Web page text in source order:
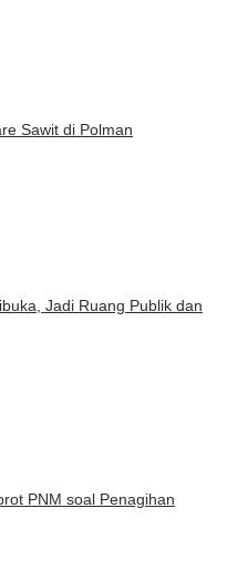
Sawit di Polman
Jadi Ruang Publik dan
PNM soal Penagihan